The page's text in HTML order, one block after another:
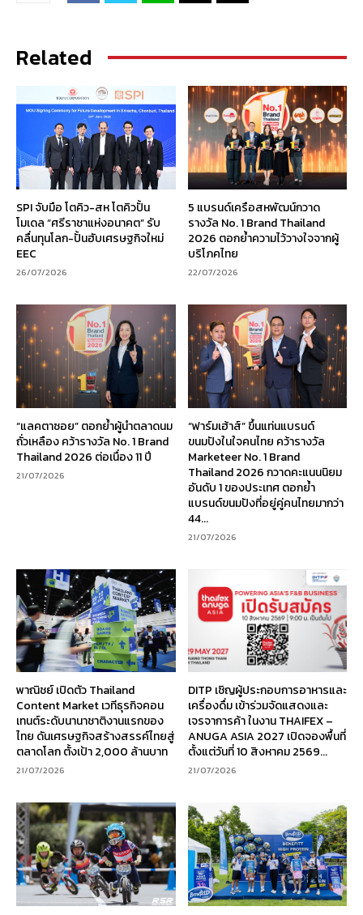
Related
SPI จับมือ โตคิว-สห โตคิวปั้น
โมเดล “ศรีราชาแห่งอนาคต” รับ
คลื่นทุนโลก-ปั้นฮับเศรษฐกิจใหม่
EEC
26/07/2026
5 แบรนด์เครือสหพัฒน์กวาด
รางวัล No. 1 Brand Thailand
2026 ตอกย้ำความไว้วางใจจากผู้
บริโภคไทย
22/07/2026
“แลคตาซอย” ตอกย้ำผู้นำตลาดนม
ถั่วเหลือง คว้ารางวัล No. 1 Brand
Thailand 2026 ต่อเนื่อง 11 ปี
21/07/2026
“ฟาร์มเฮ้าส์” ขึ้นแท่นแบรนด์
ขนมปังในใจคนไทย คว้ารางวัล
Marketeer No. 1 Brand
Thailand 2026 กวาดคะแนนนิยม
อันดับ 1 ของประเทศ ตอกย้ำ
แบรนด์ขนมปังที่อยู่คู่คนไทยมากว่า
44...
21/07/2026
พาณิชย์ เปิดตัว Thailand
Content Market เวทีธุรกิจคอน
เทนต์ระดับนานาชาติงานแรกของ
ไทย ดันเศรษฐกิจสร้างสรรค์ไทยสู่
ตลาดโลก ตั้งเป้า 2,000 ล้านบาท
21/07/2026
DITP เชิญผู้ประกอบการอาหารและ
เครื่องดื่ม เข้าร่วมจัดแสดงและ
เจรจาการค้า ในงาน THAIFEX –
ANUGA ASIA 2027 เปิดจองพื้นที่
ตั้งแต่วันที่ 10 สิงหาคม 2569...
21/07/2026